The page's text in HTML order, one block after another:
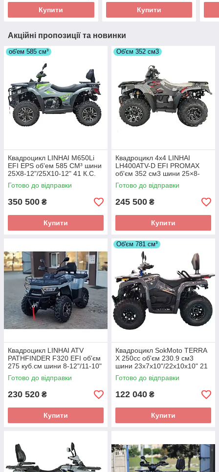
Купити Купити
Акційні пропозиції та новинки
об'ем 585 см³
Квадроцикл LINHAI M650Li
EFI EPS об'ем 585 СМ³ шини
25Х8-12"/25Х10-12" 41 К.С.
4Х4
Готово до відправки
350 500 ₴
Купити
Об'єм 352 см3
Квадроцикл 4х4 LINHAI
LH400ATV-D EFI PROMAX
об'єм 352 см3 шини 25×8-
12"/25×10-12" 20 л.с.
Готово до відправки
245 500 ₴
Купити
Квадроцикл LINHAI ATV
PATHFINDER F320 EFI об'єм
275 куб.см шини 8-12"/11-10"
16 кВт
Готово до відправки
230 520 ₴
Купити
Об'єм 781 см³
Квадроцикл SokMoto TERRA
X 250cc об'єм 230.9 см3
шини 23х7х10"/22х10х10" 21
к.с.
Готово до відправки
122 040 ₴
Купити